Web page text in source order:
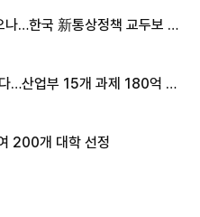
…한국 新통상정책 교두보 활
…산업부 15개 과제 180억 지
200개 대학 선정